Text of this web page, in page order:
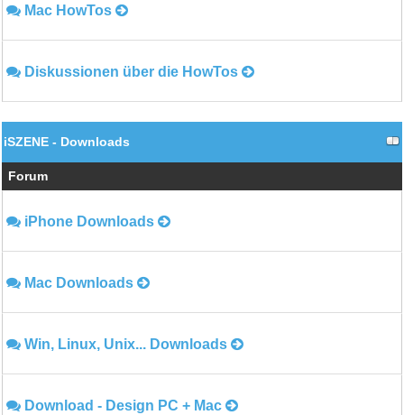
Mac HowTos
Diskussionen über die HowTos
iSZENE - Downloads
Forum
iPhone Downloads
Mac Downloads
Win, Linux, Unix... Downloads
Download - Design PC + Mac